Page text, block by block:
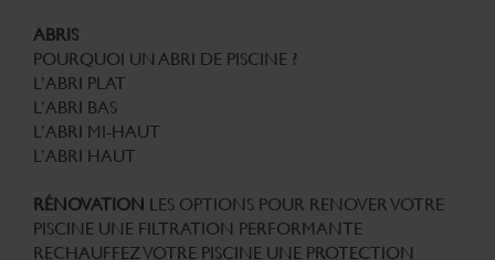
ABRIS
POURQUOI UN ABRI DE PISCINE ?
L’ABRI PLAT
L’ABRI BAS
L’ABRI MI-HAUT
L’ABRI HAUT
RÉNOVATION LES OPTIONS POUR RENOVER VOTRE
PISCINE UNE FILTRATION PERFORMANTE
RECHAUFFEZ VOTRE PISCINE UNE PROTECTION